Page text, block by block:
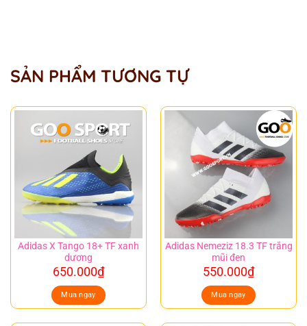
SẢN PHẨM TƯƠNG TỰ
Adidas X Tango 18+ TF xanh
dương
650.000₫
Mua ngay
Adidas Nemeziz 18.3 TF trắng
mũi đen
550.000₫
Mua ngay